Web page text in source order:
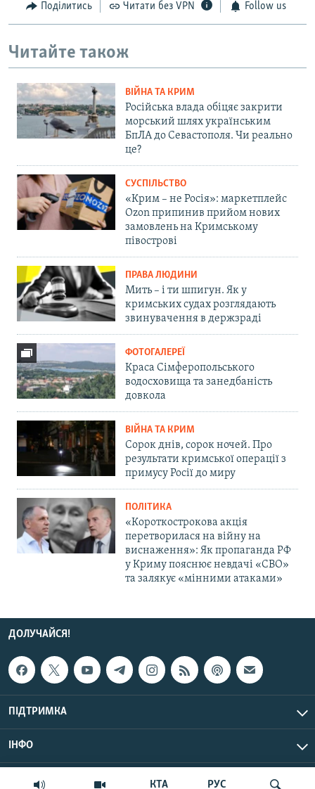
КТА РУС
Поділитись Читати без VPN Follow us
Читайте також
ВІЙНА ТА КРИМ
Російська влада обіцяє закрити
морський шлях українським
БпЛА до Севастополя. Чи реально
це?
СУСПІЛЬСТВО
«Крим – не Росія»: маркетплейс
Ozon припинив прийом нових
замовлень на Кримському
півострові
ПРАВА ЛЮДИНИ
Мить – і ти шпигун. Як у
кримських судах розглядають
звинувачення в держзраді
ФОТОГАЛЕРЕЇ
Краса Сімферопольського
водосховища та занедбаність
довкола
ВІЙНА ТА КРИМ
Сорок днів, сорок ночей. Про
результати кримської операції з
примусу Росії до миру
ПОЛІТИКА
«Короткострокова акція
перетворилася на війну на
виснаження»: Як пропаганда РФ
у Криму пояснює невдачі «СВО»
та залякує «мінними атаками»
ДОЛУЧАЙСЯ!
ПІДТРИМКА
ІНФО
© Крим.Реалії, 2026 | Усі права застережено.